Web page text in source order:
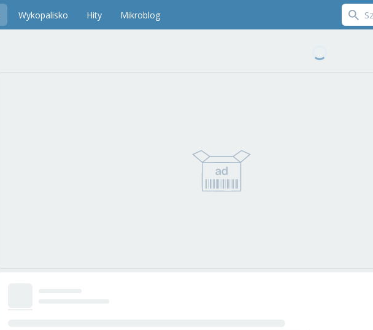
Wykopalisko Hity Mikroblog